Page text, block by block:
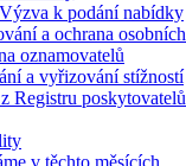
Výzva k podání nabídky
a ochrana
oznamovatelů
a vyřizování stížností
Registru
v těchto měsících